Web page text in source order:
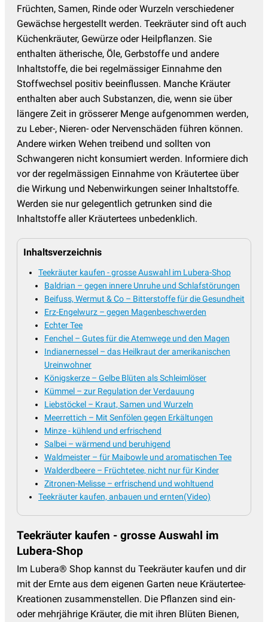
Früchten, Samen, Rinde oder Wurzeln verschiedener
Gewächse hergestellt werden. Teekräuter sind oft auch
Küchenkräuter, Gewürze oder Heilpflanzen. Sie
enthalten ätherische, Öle, Gerbstoffe und andere
Inhaltstoffe, die bei regelmässiger Einnahme den
Stoffwechsel positiv beeinflussen. Manche Kräuter
enthalten aber auch Substanzen, die, wenn sie über
längere Zeit in grösserer Menge aufgenommen werden,
zu Leber-, Nieren- oder Nervenschäden führen können.
Andere wirken Wehen treibend und sollten von
Schwangeren nicht konsumiert werden. Informiere dich
vor der regelmässigen Einnahme von Kräutertee über
die Wirkung und Nebenwirkungen seiner Inhaltstoffe.
Werden sie nur gelegentlich getrunken sind die
Inhaltstoffe aller Kräutertees unbedenklich.
Inhaltsverzeichnis
Teekräuter kaufen - grosse Auswahl im Lubera-Shop
Baldrian – gegen innere Unruhe und Schlafstörungen
Beifuss, Wermut & Co – Bitterstoffe für die Gesundheit
Erz-Engelwurz – gegen Magenbeschwerden
Echter Tee
Fenchel – Gutes für die Atemwege und den Magen
Indianernessel – das Heilkraut der amerikanischen
Ureinwohner
Königskerze – Gelbe Blüten als Schleimlöser
Kümmel – zur Regulation der Verdauung
Liebstöckel – Kraut, Samen und Wurzeln
Meerrettich – Mit Senfölen gegen Erkältungen
Minze - kühlend und erfrischend
Salbei – wärmend und beruhigend
Waldmeister – für Maibowle und aromatischen Tee
Walderdbeere – Früchtetee, nicht nur für Kinder
Zitronen-Melisse – erfrischend und wohltuend
Teekräuter kaufen, anbauen und ernten(Video)
Teekräuter kaufen - grosse Auswahl im
Lubera-Shop
Im Lubera® Shop kannst du Teekräuter kaufen und dir
mit der Ernte aus dem eigenen Garten neue Kräutertee-
Kreationen zusammenstellen. Die Pflanzen sind ein-
oder mehrjährige Kräuter, die mit ihren Blüten Bienen,